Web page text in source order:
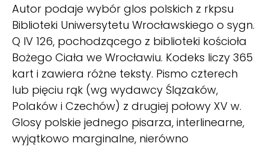
Autor podaje wybór glos polskich z rkpsu
Biblioteki Uniwersytetu Wrocławskiego o sygn.
Q IV 126, pochodzącego z biblioteki kościoła
Bożego Ciała we Wrocławiu. Kodeks liczy 365
kart i zawiera różne teksty. Pismo czterech
lub pięciu rąk (wg wydawcy Ślązaków,
Polaków i Czechów) z drugiej połowy XV w.
Glosy polskie jednego pisarza, interlinearne,
wyjątkowo marginalne, nierówno